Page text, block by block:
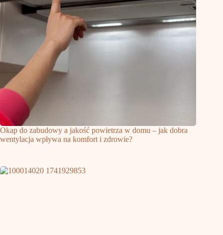
Okap do zabudowy a jakość powietrza w domu – jak dobra
wentylacja wpływa na komfort i zdrowie?